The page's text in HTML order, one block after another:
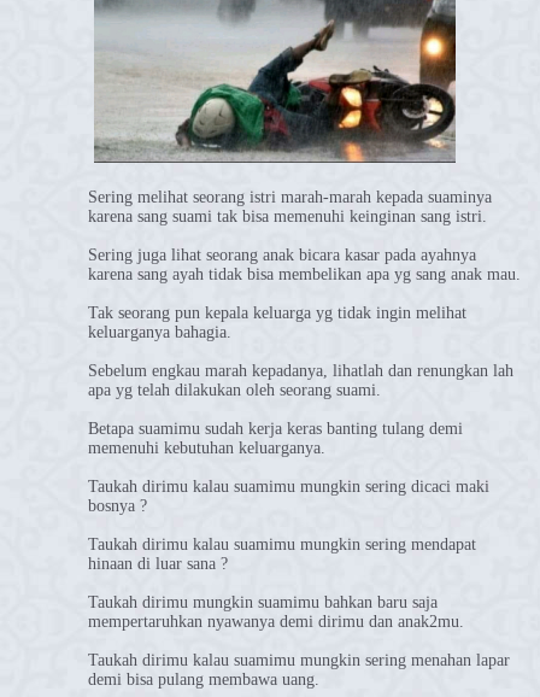
Sering melihat seorang istri marah-marah kepada suaminya
karena sang suami tak bisa memenuhi keinginan sang istri.
Sering juga lihat seorang anak bicara kasar pada ayahnya
karena sang ayah tidak bisa membelikan apa yg sang anak mau.
Tak seorang pun kepala keluarga yg tidak ingin melihat
keluarganya bahagia.
Sebelum engkau marah kepadanya, lihatlah dan renungkan lah
apa yg telah dilakukan oleh seorang suami.
Betapa suamimu sudah kerja keras banting tulang demi
memenuhi kebutuhan keluarganya.
Taukah dirimu kalau suamimu mungkin sering dicaci maki
bosnya ?
Taukah dirimu kalau suamimu mungkin sering mendapat
hinaan di luar sana ?
Taukah dirimu mungkin suamimu bahkan baru saja
mempertaruhkan nyawanya demi dirimu dan anak2mu.
Taukah dirimu kalau suamimu mungkin sering menahan lapar
demi bisa pulang membawa uang.